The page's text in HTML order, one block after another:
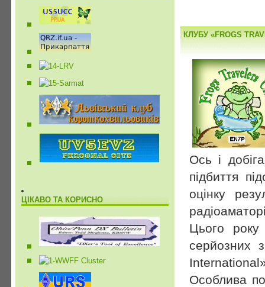
ЦІКАВО ТА КОРИСНО
КЛУБУ «FROGS
Ось і
підбиття
оцінку
Цього року
серйозних
Особлива